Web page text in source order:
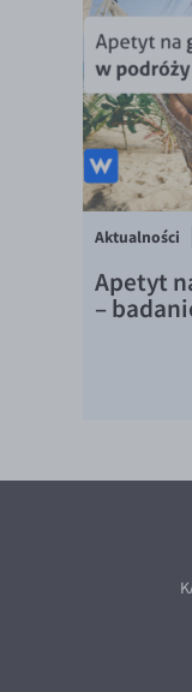
Aktualności
Apetyt
–